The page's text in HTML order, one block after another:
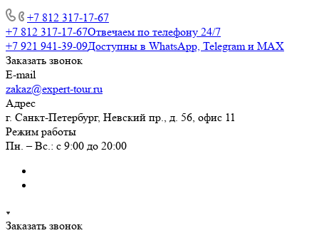
+7 812 317-17-67
+7 812 317-17-67Отвечаем по телефону 24/7
+7 921 941-39-09Доступны в WhatsApp, Telegram и MAX
Заказать звонок
E-mail
zakaz@expert-tour.ru
Адрес
г. Санкт-Петербург, Невский пр., д. 56, офис 11
Режим работы
Пн. – Вс.: с 9:00 до 20:00
Заказать звонок